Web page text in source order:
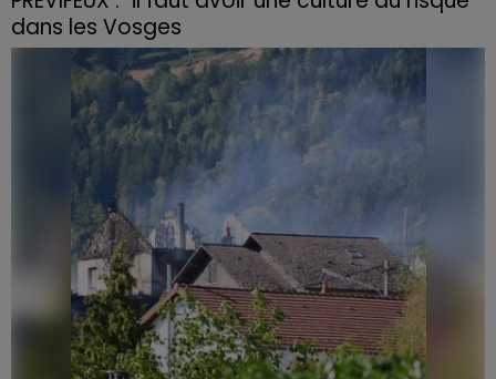
dans les Vosges